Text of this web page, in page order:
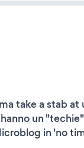
take a stab at
un
in 'no